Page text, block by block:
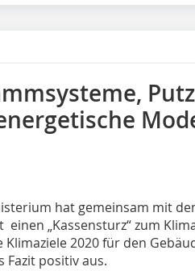
hat gemeinsam mit
„Kassensturz“ zum
2020 für den
positiv aus.